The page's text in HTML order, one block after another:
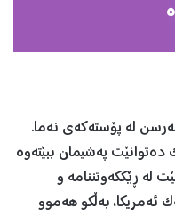
لە پۆستەکەی نەما.
پەشيمان ببێتەوە
لە ڕێککەوتننامە و
ئەمريکا، بەڵکو هەموو